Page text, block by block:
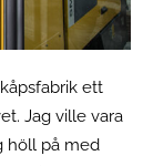
ett
Jag ville vara
höll på med